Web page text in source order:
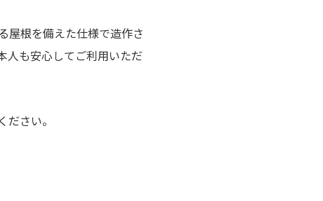
屋根を備えた仕様で造作さ
人も安心してご利用いただ
さい。